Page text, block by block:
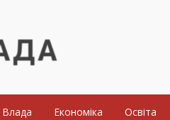
Приірпіння
Влада Економіка Освіта